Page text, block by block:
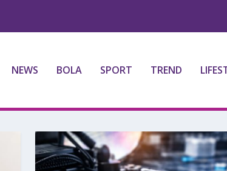
NEWS BOLA SPORT TREND